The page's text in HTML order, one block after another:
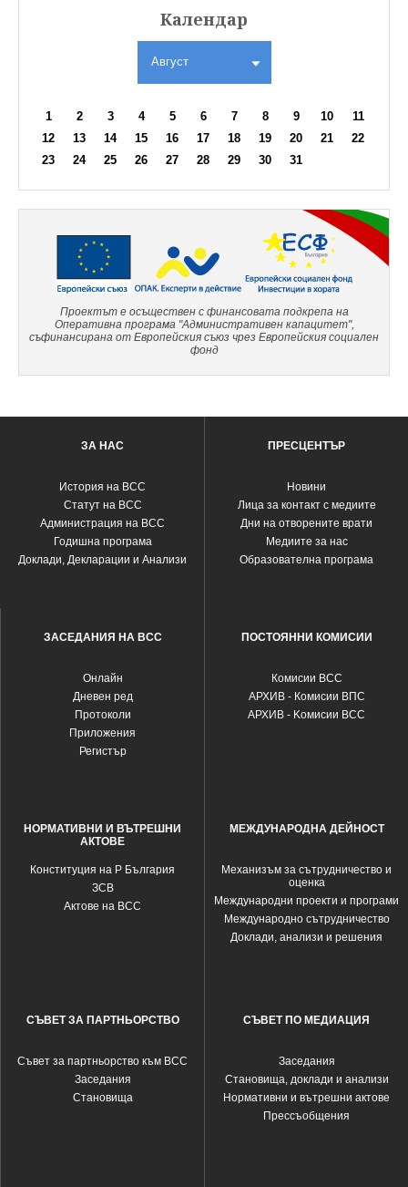
Календар
Август
1 2 3 4 5 6 7 8 9 10
11
12
13 14 15 16 17 18 19 20 21
22
23
24 25 26 27 28 29 30 31
Проектът е осъществен с финансовата подкрепа на
Оперативна програма "Административен капацитет",
съфинансирана от Европейския съюз чрез Европейския социален
фонд
ЗА НАС
История на ВСС
Статут на ВСС
Администрация на ВСС
Годишна програма
Доклади, Декларации и Анализи
ПРЕСЦЕНТЪР
Новини
Лица за контакт с медиите
Дни на отворените врати
Медиите за нас
Образователна програма
ЗАСЕДАНИЯ НА ВСС
Oнлайн
Дневен ред
Протоколи
Приложения
Регистър
ПОСТОЯННИ КОМИСИИ
Комисии ВСС
АРХИВ - Комисии ВПС
АРХИВ - Kомисии ВСС
НОРМАТИВНИ И ВЪТРЕШНИ
АКТОВЕ
Конституция на Р България
ЗСВ
Актове на ВСС
МЕЖДУНАРОДНА ДЕЙНОСТ
Механизъм за сътрудничество и
оценка
Международни проекти и програми
Международно сътрудничество
Доклади, анализи и решения
СЪВЕТ ЗА ПАРТНЬОРСТВО
Съвет за партньорство към ВСС
Заседания
Становища
СЪВЕТ ПО МЕДИАЦИЯ
Заседания
Становища, доклади и анализи
Нормативни и вътрешни актове
Прессъобщения